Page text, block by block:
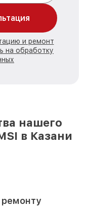
и ремонт
на обработку
нашего
в Казани